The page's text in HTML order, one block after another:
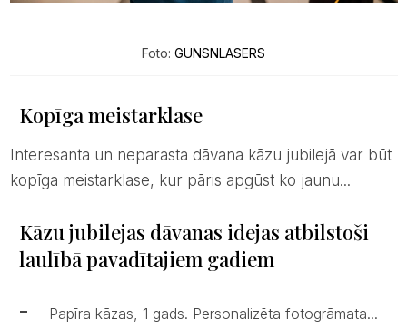
Foto: GUNSNLASERS
Kopīga meistarklase
kopīga meistarklase, kur pāris apgūst ko jaunu...
Kāzu jubilejas dāvanas idejas atbilstoši
laulībā pavadītajiem gadiem
Papīra kāzas, 1 gads. Personalizēta fotogrāmata...